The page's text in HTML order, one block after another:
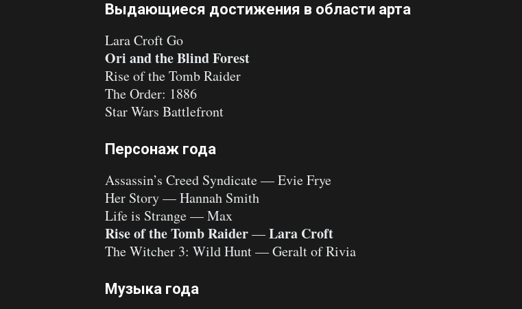
Выдающиеся достижения в области арта
Lara Croft Go
Ori and the Blind Forest
Rise of the Tomb Raider
The Order: 1886
Star Wars Battlefront
Персонаж года
Assassin’s Creed Syndicate — Evie Frye
Her Story — Hannah Smith
Life is Strange — Max
Rise of the Tomb Raider—Lara Croft
The Witcher 3: Wild Hunt — Geralt of Rivia
Музыка года